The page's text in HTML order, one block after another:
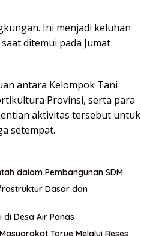
Ini menjadi keluhan
ditemui pada Jumat
antara Kelompok Tani
Provinsi, serta para
aktivitas tersebut untuk
setempat.
dalam Pembangunan SDM
Dasar dan
Desa Air Panas
Torue Melalui Reses